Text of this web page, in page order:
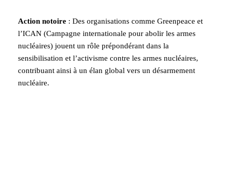
Action notoire : Des organisations comme Greenpeace et
l’ICAN (Campagne internationale pour abolir les armes
nucléaires) jouent un rôle prépondérant dans la
sensibilisation et l’activisme contre les armes nucléaires,
contribuant ainsi à un élan global vers un désarmement
nucléaire.